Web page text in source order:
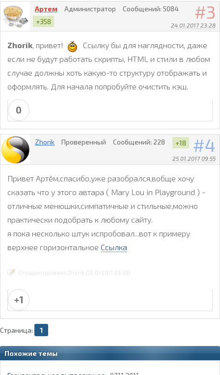
.cbp-hrmenu {
font-size: 80%;
}
@media screen and (max-width: 43em) {
.cbp-hrmenu {
font-size: 120%;
border: none;
.cbp-hrmenu > ul,
.cbp-hrmenu .cbp-hrsub-inner {
width: 100%;
padding: 0;
.cbp-hrmenu .cbp-hrsub-inner {
font-size: 75%;
}
.cbp-hrmenu > ul > li {
display: block;
display: block;
padding: 1em 3em;
}
.cbp-hrmenu .cbp-hrsub {
}
3
24.01.2017 23:28
Артем Администратор Сообщений: 5084
+358
Zhorik , привет!
Ссылку бы для наглядности, даже
если не будут работать скрипты, HTML и стили в любом
случае должны хоть какую-то структуру отображать и
оформлять. Для начала попробуйте очистить кэш.
0
4
25.01.2017 09:55
Zhorik Проверенный Сообщений: 228 +18
Привет Артём,спасибо,уже разобрался,вобще хочу
сказать что у этого автара ( Mary Lou in Playground ) -
отличные менюшки,симпатичные и стильные,можно
практически подобрать к любому сайту.
я пока несколько штук испробовал...вот к примеру
верхнее горизонтальное Ссылка
Отредактировано Zhorik (25.01.2017 09:56)
+1
Страница: 1
Похожие темы